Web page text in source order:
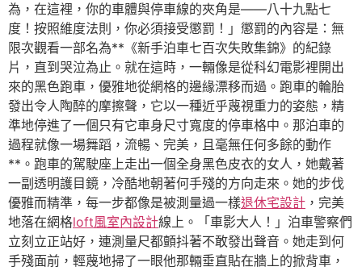
為，在這裡，你的車體與停車線的夾角是——八十九點七
度！按照維度法則，你必須接受懲罰！」懲罰的內容是：無
限次觀看一部名為**《新手泊車七百次失敗集錦》的紀錄
片，直到哭泣為止。就在這時，一輛像是從科幻電影裡開出
來的黑色跑車，優雅地從網格的邊緣漂移而過。跑車的輪胎
發出令人陶醉的摩擦聲，它以一種近乎蔑視重力的姿態，精
準地停進了一個只有它車身尺寸寬度的停車格中。那泊車的
過程就像一場舞蹈，流暢、完美，且毫無任何多餘的動作
**。跑車的駕駛座上走出一個全身黑色皮衣的女人，她戴著
一副透明護目鏡，冷酷地朝著何手殘的方向走來。她的步伐
優雅而精準，每一步都像是被測量過一樣退休宅設計 ，完美
地落在網格loft風室內設計線上。「車影大人！」泊車警察們
立刻立正站好，連測量尺都顫抖著不敢發出聲音。她走到何
手殘面前，輕蔑地掃了一眼他那輛垂直貼在牆上的掀背車，